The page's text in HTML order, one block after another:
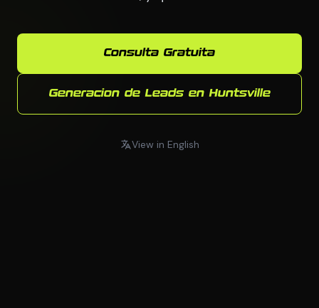
Consulta Gratuita
Generacion de Leads en Huntsville
View in English